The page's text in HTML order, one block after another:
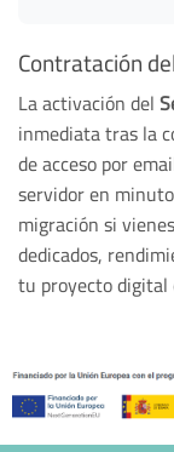
Contratación
La activación del
inmediata tras la
de acceso por
servidor en
migración si
dedicados,
tu proyecto digital